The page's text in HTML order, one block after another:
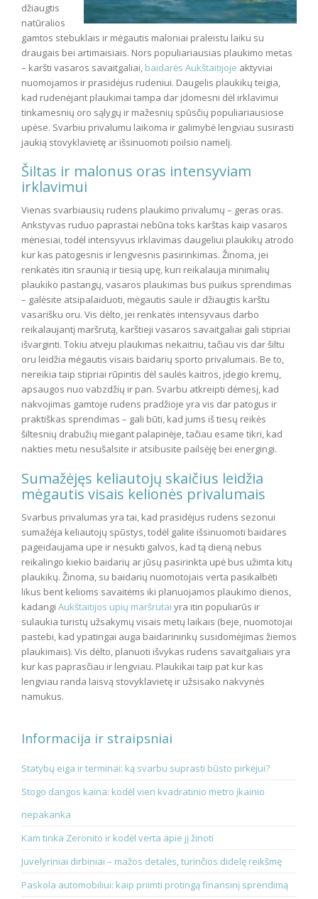
džiaugtis
natūralios
gamtos stebuklais ir mėgautis maloniai praleistu laiku su
draugais bei artimaisiais. Nors populiariausias plaukimo metas
– karšti vasaros savaitgaliai, baidarės Aukštaitijoje aktyviai
nuomojamos ir prasidėjus rudeniui. Daugelis plaukikų teigia,
kad rudenėjant plaukimai tampa dar įdomesni dėl irklavimui
tinkamesnių oro sąlygų ir mažesnių spūsčių populiariausiose
upėse. Svarbiu privalumu laikoma ir galimybė lengviau susirasti
jaukią stovyklavietę ar išsinuomoti poilsio namelį.
Šiltas ir malonus oras intensyviam
irklavimui
Vienas svarbiausių rudens plaukimo privalumų – geras oras.
Ankstyvas ruduo paprastai nebūna toks karštas kaip vasaros
mėnesiai, todėl intensyvus irklavimas daugeliui plaukikų atrodo
kur kas patogesnis ir lengvesnis pasirinkimas. Žinoma, jei
renkatės itin sraunią ir tiesią upę, kuri reikalauja minimalių
plaukiko pastangų, vasaros plaukimas bus puikus sprendimas
– galėsite atsipalaiduoti, mėgautis saule ir džiaugtis karštu
vasarišku oru. Vis dėlto, jei renkatės intensyvaus darbo
reikalaujantį maršrutą, karštieji vasaros savaitgaliai gali stipriai
išvarginti. Tokiu atveju plaukimas nekaitriu, tačiau vis dar šiltu
oru leidžia mėgautis visais baidarių sporto privalumais. Be to,
nereikia taip stipriai rūpintis dėl saulės kaitros, įdegio kremų,
apsaugos nuo vabzdžių ir pan. Svarbu atkreipti dėmesį, kad
nakvojimas gamtoje rudens pradžioje yra vis dar patogus ir
praktiškas sprendimas – gali būti, kad jums iš tiesų reikės
šiltesnių drabužių miegant palapinėje, tačiau esame tikri, kad
nakties metu nesušalsite ir atsibusite pailsėję bei energingi.
Sumažėjęs keliautojų skaičius leidžia
mėgautis visais kelionės privalumais
Svarbus privalumas yra tai, kad prasidėjus rudens sezonui
sumažėja keliautojų spūstys, todėl galite išsinuomoti baidares
pageidaujama upe ir nesukti galvos, kad tą dieną nebus
reikalingo kiekio baidarių ar jūsų pasirinkta upė bus užimta kitų
plaukikų. Žinoma, su baidarių nuomotojais verta pasikalbėti
likus bent kelioms savaitėms iki planuojamos plaukimo dienos,
kadangi Aukštaitijos upių maršrutai yra itin populiarūs ir
sulaukia turistų užsakymų visais metų laikais (beje, nuomotojai
pastebi, kad ypatingai auga baidarininkų susidomėjimas žiemos
plaukimais). Vis dėlto, planuoti išvykas rudens savaitgaliais yra
kur kas paprasčiau ir lengviau. Plaukikai taip pat kur kas
lengviau randa laisvą stovyklavietę ir užsisako nakvynės
namukus.
Informacija ir straipsniai
Statybų eiga ir terminai: ką svarbu suprasti būsto pirkėjui?
Stogo dangos kaina: kodėl vien kvadratinio metro įkainio
nepakanka
Kam tinka Zeronito ir kodėl verta apie jį žinoti
Juvelyriniai dirbiniai – mažos detalės, turinčios didelę reikšmę
Paskola automobiliui: kaip priimti protingą finansinį sprendimą